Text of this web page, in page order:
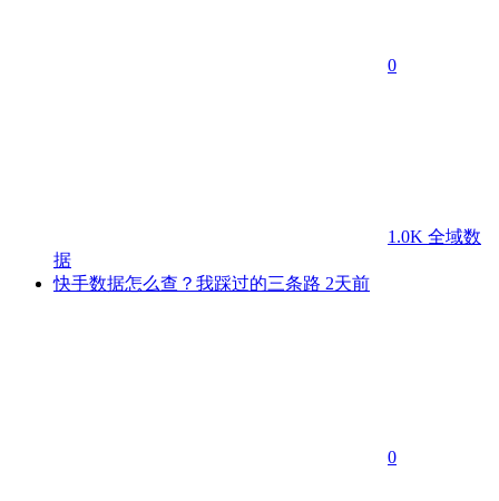
0
1.0K 全域数
据
快手数据怎么查？我踩过的三条路 2天前
0